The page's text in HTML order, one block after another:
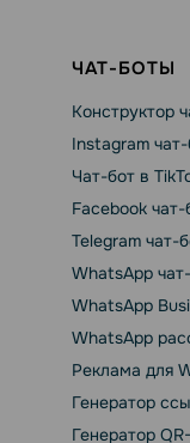
ЧАТ-БОТЫ
Конструктор
Instagram
Чат-бот в
Facebook чат-
Telegram чат-
WhatsApp
WhatsApp
WhatsApp
Реклама для
Генератор
Генератор